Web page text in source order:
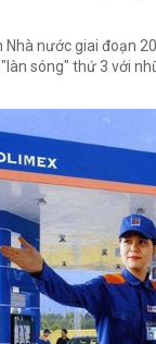
Nhà nước giai đoạn
sóng" thứ 3 với